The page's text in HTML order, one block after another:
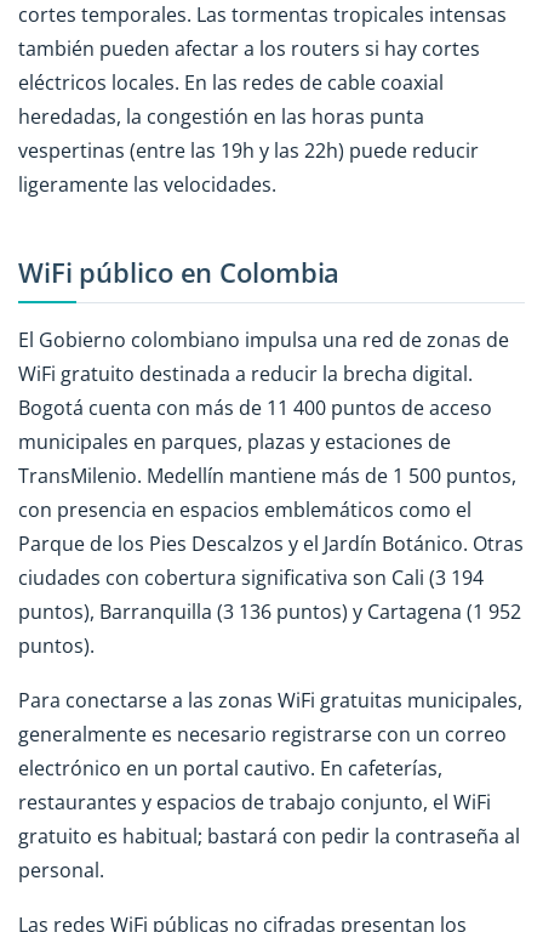
cortes temporales. Las tormentas tropicales intensas
también pueden afectar a los routers si hay cortes
eléctricos locales. En las redes de cable coaxial
heredadas, la congestión en las horas punta
vespertinas (entre las 19h y las 22h) puede reducir
ligeramente las velocidades.
WiFi público en Colombia
El Gobierno colombiano impulsa una red de zonas de
WiFi gratuito destinada a reducir la brecha digital.
Bogotá cuenta con más de 11 400 puntos de acceso
municipales en parques, plazas y estaciones de
TransMilenio. Medellín mantiene más de 1 500 puntos,
con presencia en espacios emblemáticos como el
Parque de los Pies Descalzos y el Jardín Botánico. Otras
ciudades con cobertura significativa son Cali (3 194
puntos), Barranquilla (3 136 puntos) y Cartagena (1 952
puntos).
Para conectarse a las zonas WiFi gratuitas municipales,
generalmente es necesario registrarse con un correo
electrónico en un portal cautivo. En cafeterías,
restaurantes y espacios de trabajo conjunto, el WiFi
gratuito es habitual; bastará con pedir la contraseña al
personal.
Las redes WiFi públicas no cifradas presentan los